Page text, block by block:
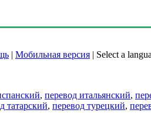
| Мобильная версия | Select a
, перевод итальянский,
татарский, перевод турецкий,